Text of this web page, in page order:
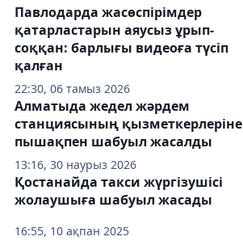
22:30, 06 тамыз 2026
Павлодарда жасөспірімдер
қатарластарын аяусыз ұрып-
соққан: барлығы видеоға түсіп
қалған
13:16, 30 наурыз 2026
Алматыда жедел жәрдем
станциясының қызметкерлеріне
пышақпен шабуыл жасалды
16:55, 10 ақпан 2025
Қостанайда такси жүргізушісі
жолаушыға шабуыл жасады